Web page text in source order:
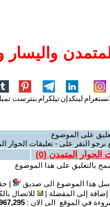
واليسار
لينكدإنتيلكرام بنترست
على الموضوع
نرجو النقر على - تعليقات الحوار
الحوار المتمدن (0
)
بالتعليق على هذا الموضوع
هذا الموضوع الى صديق |
إضافة إلى المفضلة |
للاتصال
في الموقع الى الان :